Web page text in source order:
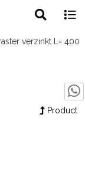
search
verzinkt L= 400
Product